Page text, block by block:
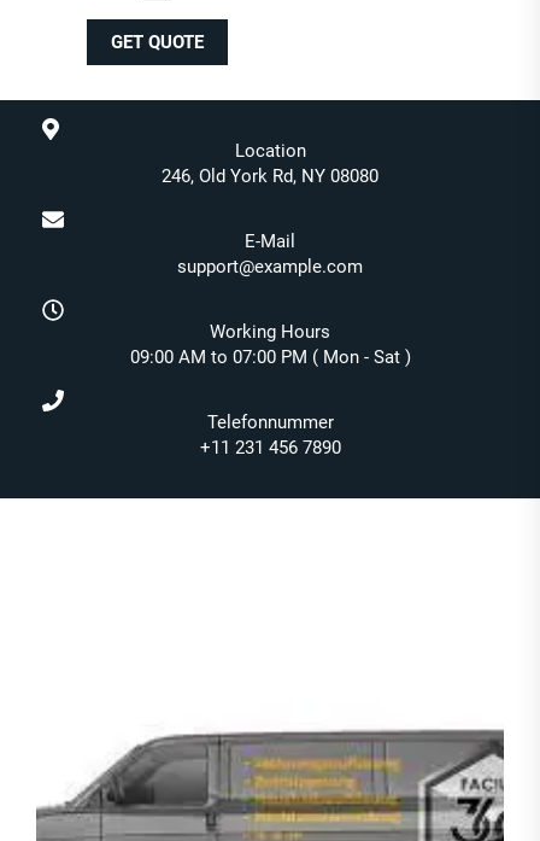
GET QUOTE
Location
246, Old York Rd, NY 08080
E-Mail
support@example.com
Working Hours
09:00 AM to 07:00 PM ( Mon - Sat )
Telefonnummer
+11 231 456 7890